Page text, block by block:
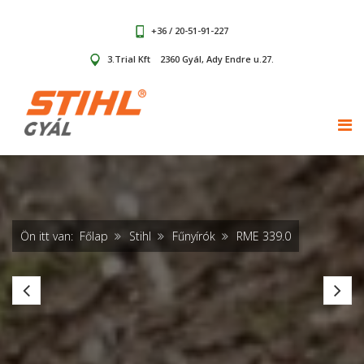
+36 / 20-51-91-227
3.Trial Kft 2360 Gyál, Ady Endre u.27.
Ön itt van: Főlap Stihl Fűnyírók RME 339.0
RMA
235.1